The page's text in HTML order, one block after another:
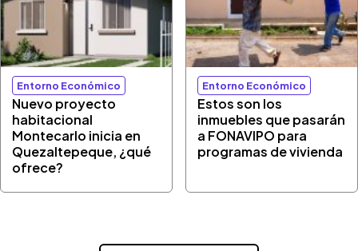
Entorno Económico
Nuevo proyecto
habitacional
Montecarlo inicia en
Quezaltepeque, ¿qué
ofrece?
Entorno Económico
Estos son los
inmuebles que pasarán
a FONAVIPO para
programas de vivienda